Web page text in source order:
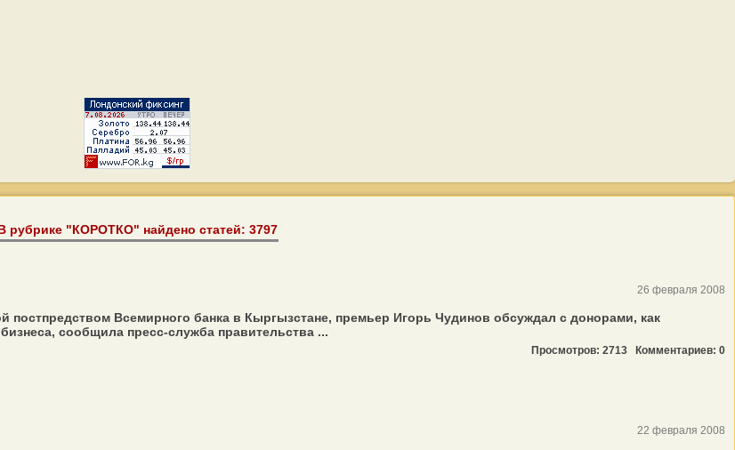
рубрике "КОРОТКО" найдено статей: 3797
26 февраля 2008
Всемирного банка в Кыргызстане, премьер Игорь Чудинов обсуждал с донорами, как
сообщила пресс-служба правительства ...
Просмотров: 2713 Комментариев: 0
22 февраля 2008